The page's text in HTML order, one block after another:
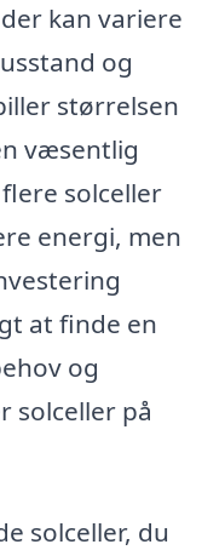
kan variere
og
størrelsen
væsentlig
solceller
energi, men
at finde en
og
solceller på
solceller, du